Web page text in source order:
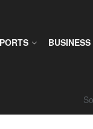
BUSINESS